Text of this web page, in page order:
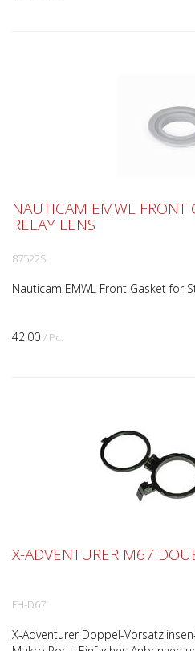
42.00 / Pc.
NAUTICAM EMWL FRONT
RELAY LENS
87522S
Nauticam EMWL Front Gasket for
X-ADVENTURER M67
FH-D67
X-Adventurer Doppel-